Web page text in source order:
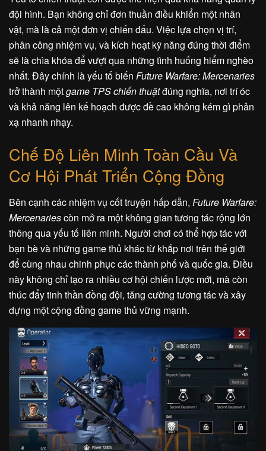
đội hình. Bạn không chỉ đơn thuần điều khiển một nhân
vật, mà là cả một đơn vị chiến đấu. Việc lựa chọn vị trí,
phân công nhiệm vụ, và kích hoạt kỹ năng đúng thời điểm
sẽ là chìa khóa để vượt qua những tình huống hiểm nghèo
nhất. Đây chính là yếu tố biến Future Warfare: Mercenaries
trở thành mộtgame TPS chiến thuậtđúng nghĩa, nơi trí óc
và khả năng lên kế hoạch được đề cao không kém gì phản
xạ nhanh nhạy.
Chế Độ Liên Minh Toàn Cầu Và
Cơ Hội Phát Triển Cộng Đồng
Bên cạnh các nhiệm vụ cốt truyện hấp dẫn, Future Warfare:
Mercenariescòn mở ra một không gian tương tác rộng lớn
thông qua yếu tố liên minh. Người chơi có thể hợp tác với
bạn bè và những game thủ khác từ khắp nơi trên thế giới
để cùng nhau chinh phục các thành phố và quốc gia. Điều
này không chỉ tạo ra nhiều cơ hội chiến lược mới, mà còn
thúc đẩy tinh thần đồng đội, tăng cường tương tác và xây
dựng một cộng đồng game thủ vững mạnh.